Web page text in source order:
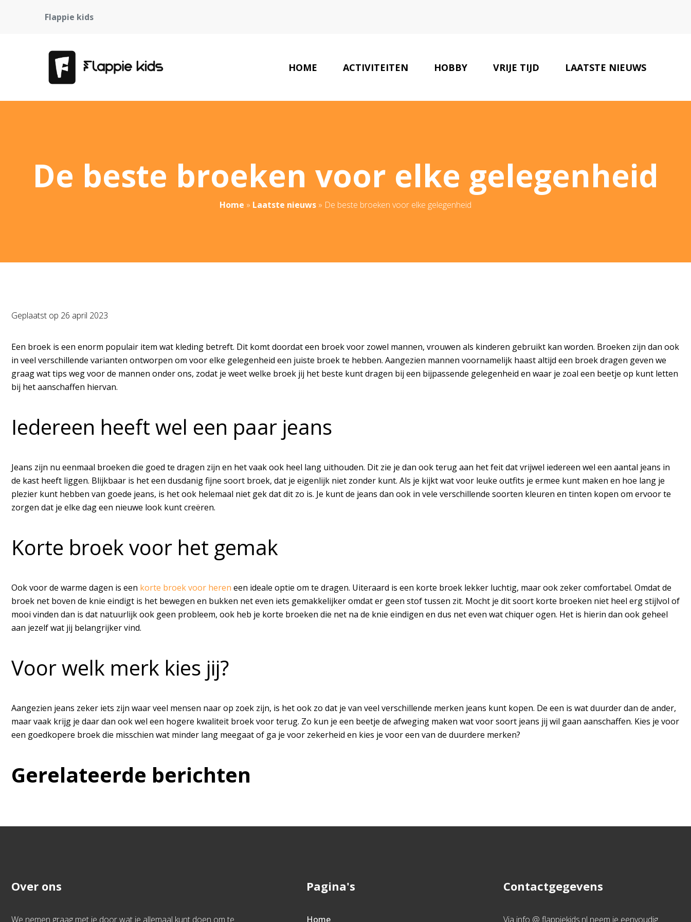
Flappie kids
HOME ACTIVITEITEN HOBBY VRIJE TIJD LAATSTE NIEUWS
De beste broeken voor elke gelegenheid
Home » Laatste nieuws » De beste broeken voor elke gelegenheid
Geplaatst op 26 april 2023
Een broek is een enorm populair item wat kleding betreft. Dit komt doordat een broek voor zowel mannen, vrouwen als kinderen gebruikt kan worden. Broeken zijn dan ook
in veel verschillende varianten ontworpen om voor elke gelegenheid een juiste broek te hebben. Aangezien mannen voornamelijk haast altijd een broek dragen geven we
graag wat tips weg voor de mannen onder ons, zodat je weet welke broek jij het beste kunt dragen bij een bijpassende gelegenheid en waar je zoal een beetje op kunt letten
bij het aanschaffen hiervan.
Iedereen heeft wel een paar jeans
Jeans zijn nu eenmaal broeken die goed te dragen zijn en het vaak ook heel lang uithouden. Dit zie je dan ook terug aan het feit dat vrijwel iedereen wel een aantal jeans in
de kast heeft liggen. Blijkbaar is het een dusdanig fijne soort broek, dat je eigenlijk niet zonder kunt. Als je kijkt wat voor leuke outfits je ermee kunt maken en hoe lang je
plezier kunt hebben van goede jeans, is het ook helemaal niet gek dat dit zo is. Je kunt de jeans dan ook in vele verschillende soorten kleuren en tinten kopen om ervoor te
zorgen dat je elke dag een nieuwe look kunt creëren.
Korte broek voor het gemak
Ook voor de warme dagen is een korte broek voor heren een ideale optie om te dragen. Uiteraard is een korte broek lekker luchtig, maar ook zeker comfortabel. Omdat de
broek net boven de knie eindigt is het bewegen en bukken net even iets gemakkelijker omdat er geen stof tussen zit. Mocht je dit soort korte broeken niet heel erg stijlvol of
mooi vinden dan is dat natuurlijk ook geen probleem, ook heb je korte broeken die net na de knie eindigen en dus net even wat chiquer ogen. Het is hierin dan ook geheel
aan jezelf wat jij belangrijker vind.
Voor welk merk kies jij?
Aangezien jeans zeker iets zijn waar veel mensen naar op zoek zijn, is het ook zo dat je van veel verschillende merken jeans kunt kopen. De een is wat duurder dan de ander,
maar vaak krijg je daar dan ook wel een hogere kwaliteit broek voor terug. Zo kun je een beetje de afweging maken wat voor soort jeans jij wil gaan aanschaffen. Kies je voor
een goedkopere broek die misschien wat minder lang meegaat of ga je voor zekerheid en kies je voor een van de duurdere merken?
Gerelateerde berichten
Over ons
We nemen graag met je door wat je allemaal kunt doen om te
Pagina's
Home
Contactgegevens
Via info @ flappiekids.nl neem je eenvoudig